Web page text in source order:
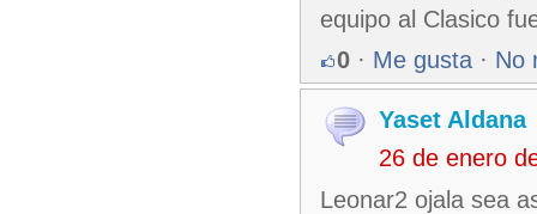
equipo al Clasico
0 · Me gusta · No
Yaset Aldana
26 de enero
Leonar2 ojala sea